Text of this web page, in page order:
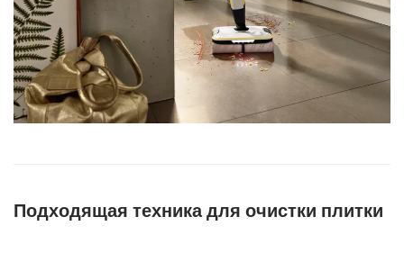
Подходящая техника для очистки плитки